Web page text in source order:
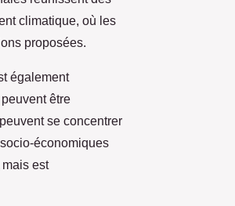
climatique, où les
proposées.
également
être
se concentrer
économiques
est